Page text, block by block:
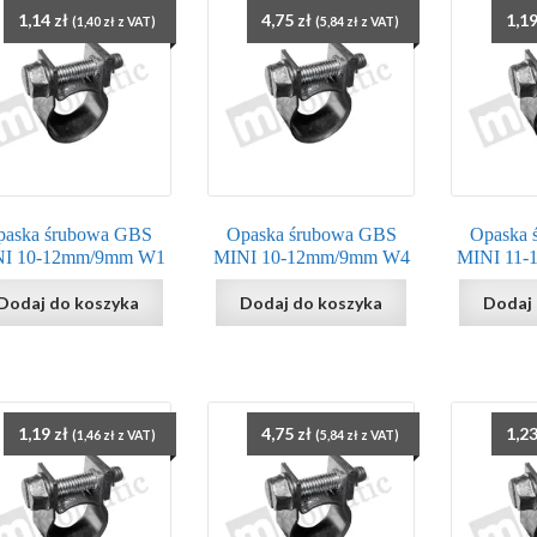
śrubowa GBS
10-12mm/9mm W1
1,14 zł (1,40 złz VAT)
do koszyka
Opaska śrubowa GBS
MINI 10-12mm/9mm W4
4,75 zł (5,84 zł z VAT)
Dodaj do koszyka
Opaska
MINI 11-
Dodaj
1,19 zł (1,46 złz VAT) 4,75 zł (5,84 zł z VAT)